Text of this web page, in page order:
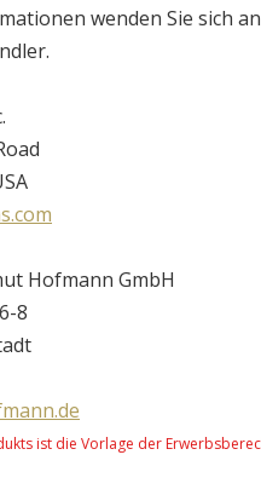
wenden Sie sich
Hofmann GmbH
8
ist die Vorlage der